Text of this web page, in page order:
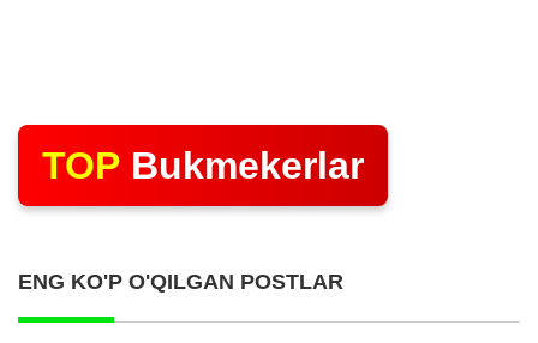
TOP Bukmekerlar
ENG KO'P O'QILGAN POSTLAR